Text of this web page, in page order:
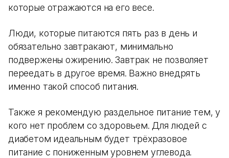
которые отражаются на его весе.
Люди, которые питаются пять раз в день и
обязательно завтракают, минимально
подвержены ожирению. Завтрак не позволяет
переедать в другое время. Важно внедрять
именно такой способ питания.
Также я рекомендую раздельное питание тем, у
кого нет проблем со здоровьем. Для людей с
диабетом идеальным будет трёхразовое
питание с пониженным уровнем углевода.